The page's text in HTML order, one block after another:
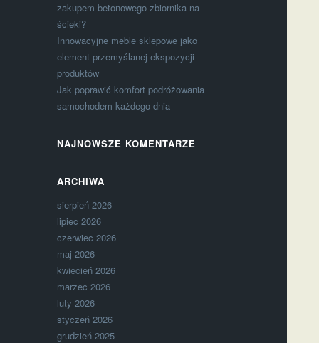
zakupem betonowego zbiornika na
ścieki?
Innowacyjne meble sklepowe jako
element przemyślanej ekspozycji
produktów
Jak poprawić komfort podróżowania
samochodem każdego dnia
NAJNOWSZE KOMENTARZE
ARCHIWA
sierpień 2026
lipiec 2026
czerwiec 2026
maj 2026
kwiecień 2026
marzec 2026
luty 2026
styczeń 2026
grudzień 2025